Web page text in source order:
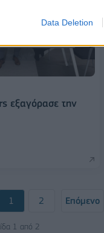
Data Deletion
εξαγόρασε την
1 2 Επόμενο
1 από 2